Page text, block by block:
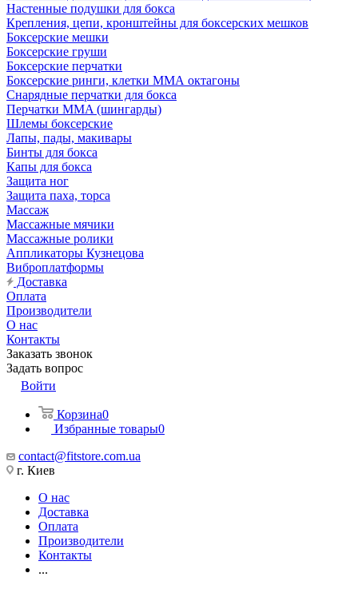
Настенные подушки для бокса
Крепления, цепи, кронштейны для боксерских мешков
Боксерские мешки
Боксерские груши
Боксерские перчатки
Боксерские ринги, клетки ММА октагоны
Снарядные перчатки для бокса
Перчатки MMA (шингарды)
Шлемы боксерские
Лапы, пады, макивары
Бинты для бокса
Капы для бокса
Защита ног
Защита паха, торса
Массаж
Массажные мячики
Массажные ролики
Аппликаторы Кузнецова
Виброплатформы
Доставка
Оплата
Производители
О нас
Контакты
Заказать звонок
Задать вопрос
Войти
Корзина0
Избранные товары0
contact@fitstore.com.ua
г. Киев
О нас
Доставка
Оплата
Производители
Контакты
...